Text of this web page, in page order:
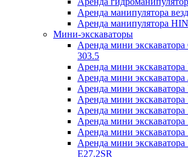
Аренда манипулятора
Аренда манипулятора
Мини-экскаваторы
Аренда мини
303.5
Аренда мини экскаватора
Аренда мини экскаватора
Аренда мини
Аренда мини
Аренда мини
Аренда мини
Аренда мини экскаватора
Аренда мини
E27.2SR